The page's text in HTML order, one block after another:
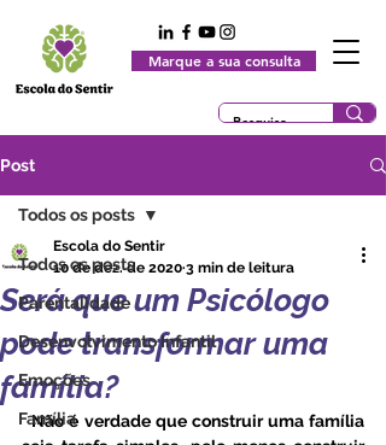
Marque a sua consulta
Post
Todos os posts
Parentalidade
Desenvolvimento Infantil
Emoções
Família
Todos os posts
Será que um Psicólogo
pode transformar uma
família?
Escola do Sentir
10 de dez. de 2020 3 min de leitura
  Não é verdade que construir uma família